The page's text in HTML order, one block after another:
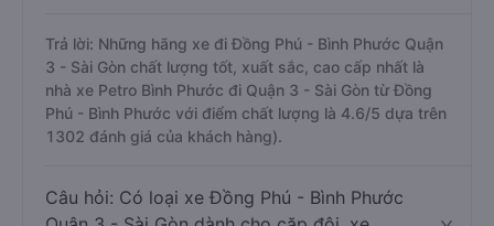
Trả lời: Những hãng xe đi Đồng Phú - Bình Phước Quận
3 - Sài Gòn chất lượng tốt, xuất sắc, cao cấp nhất là
nhà xe Petro Bình Phước đi Quận 3 - Sài Gòn từ Đồng
Phú - Bình Phước với điểm chất lượng là 4.6/5 dựa trên
1302 đánh giá của khách hàng).
Câu hỏi: Có loại xe Đồng Phú - Bình Phước